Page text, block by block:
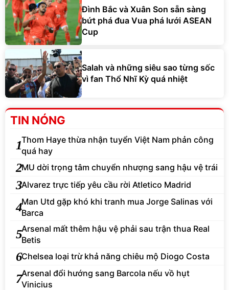
Đình Bắc và Xuân Son sẵn sàng
bứt phá đua Vua phá lưới ASEAN
Cup
Salah và những siêu sao từng sốc
vì fan Thổ Nhĩ Kỳ quá nhiệt
TIN NÓNG
1Thom Haye thừa nhận tuyển Việt Nam phản công
quá hay
2MU dời trọng tâm chuyển nhượng sang hậu vệ trái
3Alvarez trực tiếp yêu cầu rời Atletico Madrid
4Man Utd gặp khó khi tranh mua Jorge Salinas với
Barca
5Arsenal mất thêm hậu vệ phải sau trận thua Real
Betis
6Chelsea loại trừ khả năng chiêu mộ Diogo Costa
7Arsenal đổi hướng sang Barcola nếu vồ hụt
Vinicius